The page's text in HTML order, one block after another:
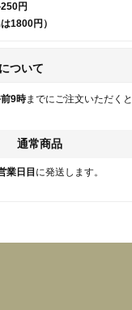
円
1800円）
ついて
9時までにご注文いただくと
通常商品
業日目 に発送します。